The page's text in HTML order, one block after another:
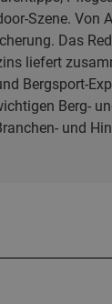
Szene. Von
Das
liefert
Bergsport-
Berg-
und